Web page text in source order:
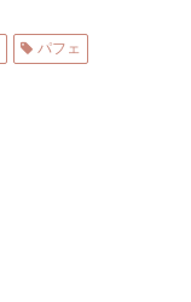
パフェ